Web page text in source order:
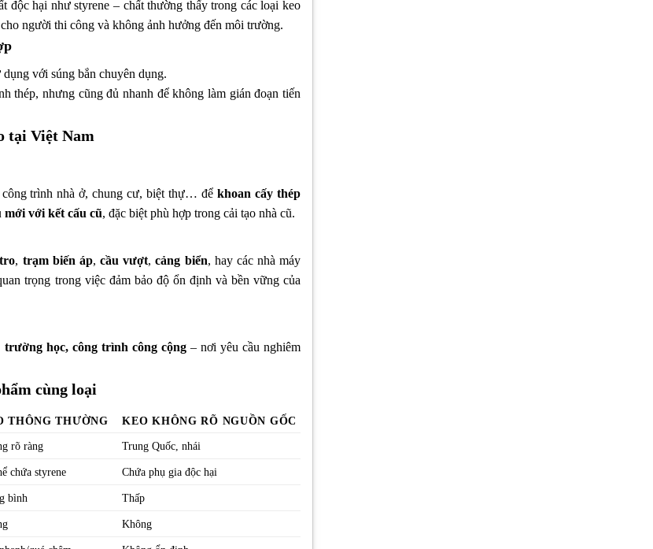
độc hại như styrene – chất thường thấy trong các loại keo
người thi công và không ảnh hưởng đến môi trường.
với súng bắn chuyên dụng.
thép, nhưng cũng đủ nhanh để không làm gián đoạn tiến
tại Việt Nam
công trình nhà ở, chung cư, biệt thự… đểkhoan cấy thép
mới với kết cấu cũ, đặc biệt phù hợp trong cải tạo nhà cũ.
, trạm biến áp,cầu vượt,cảng biển, hay các nhà máy
trọng trong việc đảm bảo độ ổn định và bền vững của
trường học, công trình công cộng– nơi yêu cầu nghiêm
cùng loại
THÔNG THƯỜNG
KEO KHÔNG RÕ NGUỒN GỐC
rõ ràng Trung Quốc, nhái
chứa styrene Chứa phụ gia độc hại
bình Thấp
Không